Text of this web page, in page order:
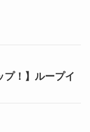
プ！】ループイ